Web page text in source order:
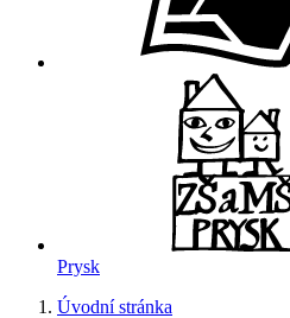
Prysk
Úvodní stránka